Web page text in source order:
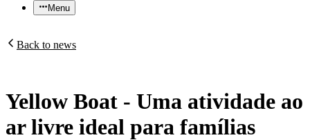
Menu
Back to news
Yellow Boat - Uma atividade ao
ar livre ideal para famílias